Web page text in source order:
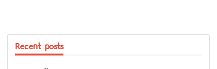
Vacination Certificate)
ผ่าน แอปพลิเคชัน “หมอ
Recent posts